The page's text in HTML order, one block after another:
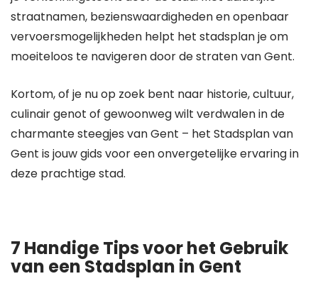
straatnamen, bezienswaardigheden en openbaar
vervoersmogelijkheden helpt het stadsplan je om
moeiteloos te navigeren door de straten van Gent.
Kortom, of je nu op zoek bent naar historie, cultuur,
culinair genot of gewoonweg wilt verdwalen in de
charmante steegjes van Gent – het Stadsplan van
Gent is jouw gids voor een onvergetelijke ervaring in
deze prachtige stad.
7 Handige Tips voor het Gebruik
van een Stadsplan in Gent